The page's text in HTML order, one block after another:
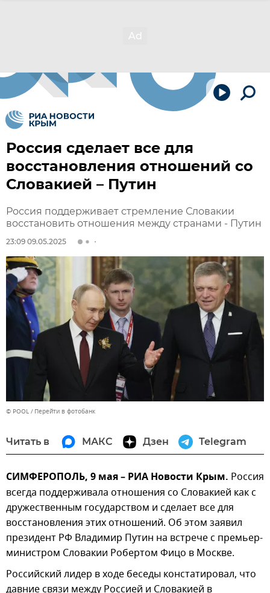
Россия сделает все для
восстановления отношений со
Словакией – Путин
Россия поддерживает стремление Словакии
восстановить отношения между странами - Путин
23:09 09.05.2025
© POOL Перейти в фотобанк
Читать в МАКС Дзен Telegram
СИМФЕРОПОЛЬ, 9 мая – РИА Новости Крым. Россия
всегда поддерживала отношения со Словакией как с
дружественным государством и сделает все для
восстановления этих отношений. Об этом заявил
президент РФ Владимир Путин на встрече с премьер-
министром Словакии Робертом Фицо в Москве.
Российский лидер в ходе беседы констатировал, что
давние связи между Россией и Словакией в